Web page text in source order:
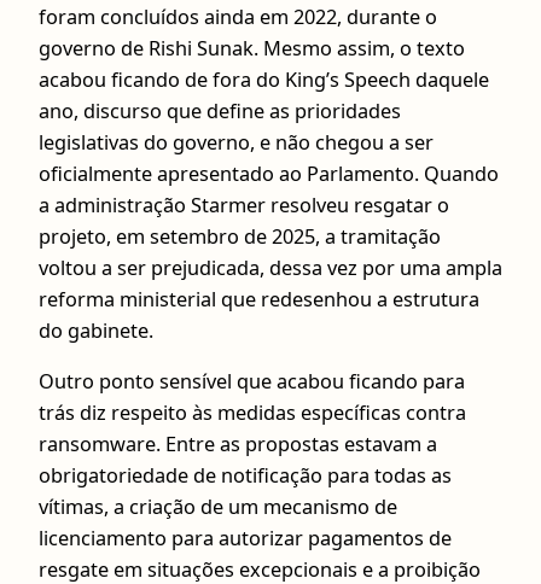
foram concluídos ainda em 2022, durante o
governo de Rishi Sunak. Mesmo assim, o texto
acabou ficando de fora do King’s Speech daquele
ano, discurso que define as prioridades
legislativas do governo, e não chegou a ser
oficialmente apresentado ao Parlamento. Quando
a administração Starmer resolveu resgatar o
projeto, em setembro de 2025, a tramitação
voltou a ser prejudicada, dessa vez por uma ampla
reforma ministerial que redesenhou a estrutura
do gabinete.
Outro ponto sensível que acabou ficando para
trás diz respeito às medidas específicas contra
ransomware. Entre as propostas estavam a
obrigatoriedade de notificação para todas as
vítimas, a criação de um mecanismo de
licenciamento para autorizar pagamentos de
resgate em situações excepcionais e a proibição